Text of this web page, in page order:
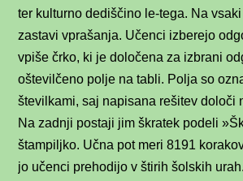
ter kulturno dediščino le-tega. Na
zastavi vprašanja. Učenci izberejo
vpiše črko, ki je določena za izbrani
oštevilčeno polje na tabli. Polja so
številkami, saj napisana rešitev določi
Na zadnji postaji jim škratek podeli
štampiljko. Učna pot meri 8191
jo učenci prehodijo v štirih šolskih urah.